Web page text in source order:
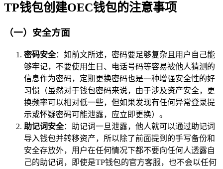
TP钱包创建OEC钱包的注意事项
（一）安全方面
密码安全：如前文所述，密码要足够复杂且用户自己能
够牢记，不要使用生日、电话号码等容易被他人猜测的
信息作为密码，定期更换密码也是一种增强安全性的好
习惯（虽然对于钱包密码来说，由于涉及资产安全，更
换频率可以相对低一些，但如果发现有任何异常登录提
示或怀疑密码可能泄露，应立即更换）。
助记词安全：助记词一旦泄露，他人就可以通过助记词
导入钱包并转移资产，所以除了前面提到的手写备份和
安全存放外，用户在任何情况下都不要向任何人透露自
己的助记词，即使是TP钱包的官方客服，也不会以任何